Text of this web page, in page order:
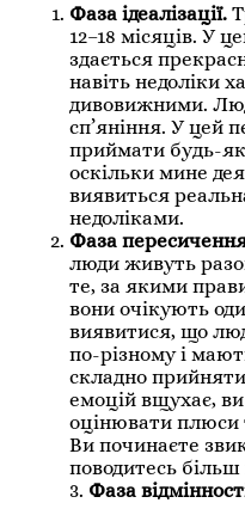
Фаза ідеалізації.
12–18 місяців. У
здається
навіть недоліки
дивовижними.
сп’яніння. У цей
приймати будь-
оскільки мине
виявиться
недоліками.
Фаза
люди живуть
те, за якими
вони очікують
виявитися, що
по-різному і
складно
емоцій вщухає,
оцінювати плюси
Ви починаєте
поводитесь більш
3. Фаза